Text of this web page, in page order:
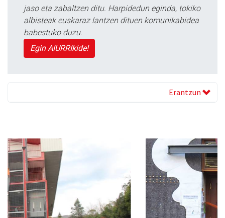
jaso eta zabaltzen ditu. Harpidedun eginda, tokiko
albisteak euskaraz lantzen dituen komunikabidea
babestuko duzu.
Egin AIURRIkide!
Erantzun